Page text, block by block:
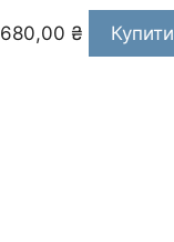
Оригінальна
ціна:
680,00 ₴
Поточна
ціна:
Купити